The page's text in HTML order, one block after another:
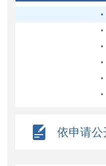
依申请公